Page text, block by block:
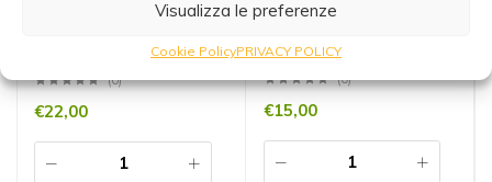
Visualizza le preferenze
Cookie PolicyPRIVACY POLICY
(0)
€22,00
cromato
(0)
€15,00